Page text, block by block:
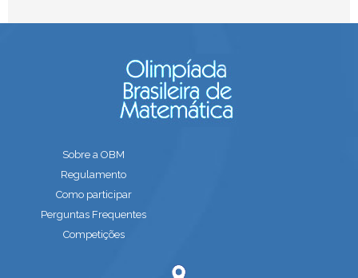
Sobre a OBM
Regulamento
Como participar
Perguntas Frequentes
Competições